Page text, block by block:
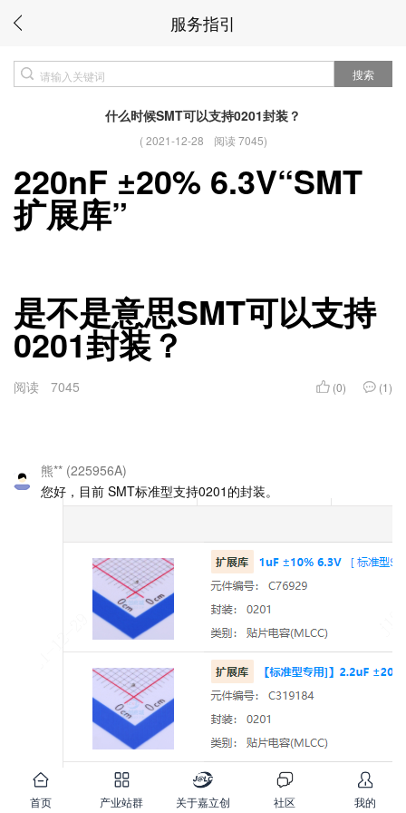
服务指引
搜索
什么时候SMT可以支持0201封装？
(2021-12-28 阅读 7045)
220nF ±20% 6.3V“SMT
扩展库”
是不是意思SMT可以支持
0201封装？
阅读 7045 (0) (1)
熊** (225956A)
您好，目前 SMT标准型支持0201的封装。
首页 产业站群 关于嘉立创 社区 我的